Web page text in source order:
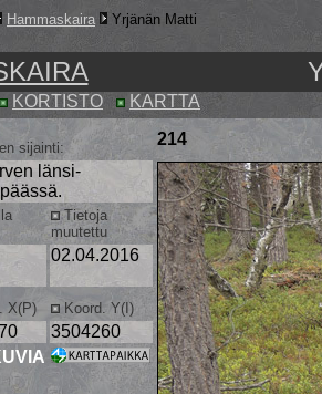
Hammaskaira Yrjänän Matti
KORTISTO KARTTA
sijainti:
214
länsi-
Tietoja
muutettu
02.04.2016
X(P) Koord. Y(I)
3504260